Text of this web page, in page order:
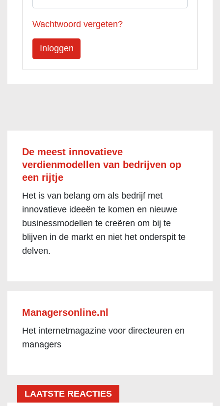
Wachtwoord vergeten?
De meest innovatieve
verdienmodellen van bedrijven op
een rijtje
Het is van belang om als bedrijf met
innovatieve ideeën te komen en nieuwe
businessmodellen te creëren om bij te
blijven in de markt en niet het onderspit te
delven.
Managersonline.nl
Het internetmagazine voor directeuren en
managers
LAATSTE REACTIES